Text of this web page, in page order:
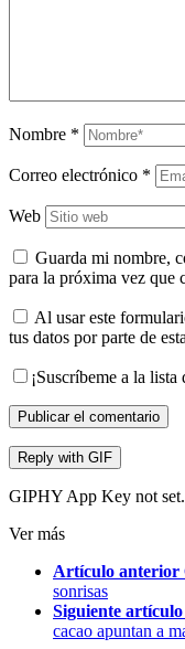
Nombre *
Correo electrónico *
Web
Guarda mi nombre,
para la próxima vez que
Al usar este
tus datos por parte de
¡Suscríbeme a la lista
Publicar el comentario
Reply with GIF
GIPHY App Key not set.
Ver más
Artículo anterior
sonrisas
Siguiente artículo
cacao apuntan a